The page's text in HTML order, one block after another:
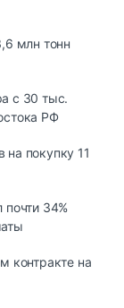
млн тонн
с 30 тыс.
РФ
покупку 11
почти 34%
контракте на